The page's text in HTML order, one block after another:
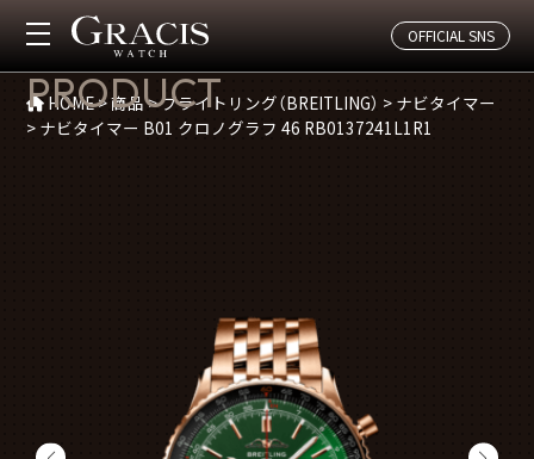
OFFICIAL SNS
商品紹介
PRODUCT
HOME>商品>ブライトリング（BREITLING） > ナビタイマー
> ナビタイマー B01 クロノグラフ 46 RB0137241L1R1